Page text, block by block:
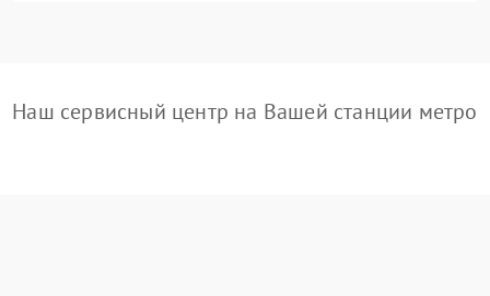
Наш сервисный центр на Вашей станции метро